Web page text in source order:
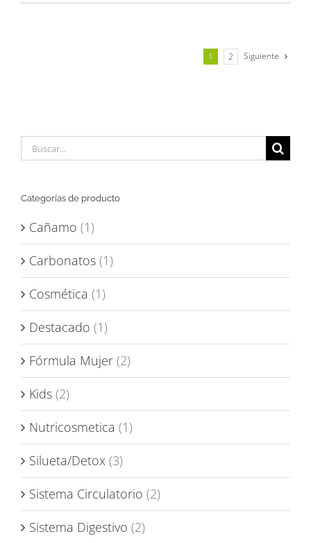
1 2 Siguiente
Buscar:
Categorías de producto
Cañamo (1)
Carbonatos (1)
Cosmética (1)
Destacado (1)
Fórmula Mujer (2)
Kids (2)
Nutricosmetica (1)
Silueta/Detox (3)
Sistema Circulatorio (2)
Sistema Digestivo (2)